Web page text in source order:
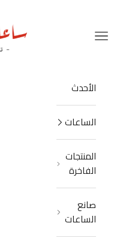
القائمة
الأحدث
الساعات
المنتجات
الفاخرة
صانع
الساعات